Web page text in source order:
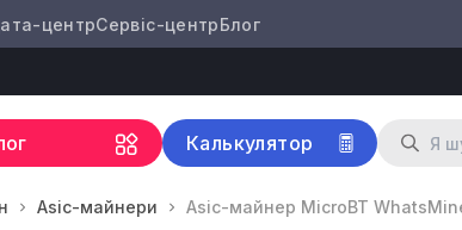
центрСервіс-центрБлог
Калькулятор
Asic-майнери Asic-майнер MicroBT